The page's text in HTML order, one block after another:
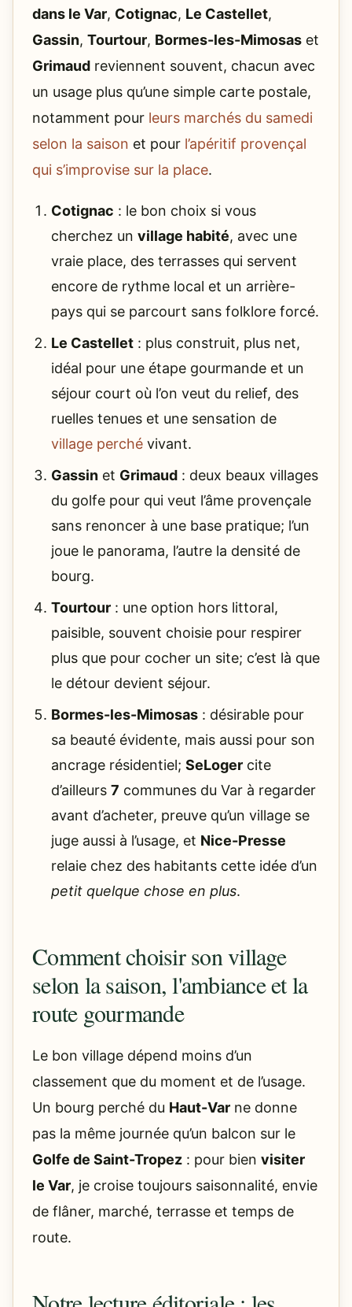
dans le Var, Cotignac, Le Castellet,
Gassin, Tourtour, Bormes-les-Mimosas et
Grimaud reviennent souvent, chacun avec
un usage plus qu’une simple carte postale,
notamment pour leurs marchés du samedi
selon la saison et pour l’apéritif provençal
qui s’improvise sur la place.
Cotignac : le bon choix si vous
cherchez un village habité, avec une
vraie place, des terrasses qui servent
encore de rythme local et un arrière-
pays qui se parcourt sans folklore forcé.
Le Castellet : plus construit, plus net,
idéal pour une étape gourmande et un
séjour court où l’on veut du relief, des
ruelles tenues et une sensation de
village perché vivant.
Gassin et Grimaud : deux beaux villages
du golfe pour qui veut l’âme provençale
sans renoncer à une base pratique; l’un
joue le panorama, l’autre la densité de
bourg.
Tourtour : une option hors littoral,
paisible, souvent choisie pour respirer
plus que pour cocher un site; c’est là que
le détour devient séjour.
Bormes-les-Mimosas : désirable pour
sa beauté évidente, mais aussi pour son
ancrage résidentiel; SeLoger cite
d’ailleurs 7 communes du Var à regarder
avant d’acheter, preuve qu’un village se
juge aussi à l’usage, et Nice-Presse
relaie chez des habitants cette idée d’un
petit quelque chose en plus.
Comment choisir son village
selon la saison, l'ambiance et la
route gourmande
Le bon village dépend moins d’un
classement que du moment et de l’usage.
Un bourg perché du Haut-Var ne donne
pas la même journée qu’un balcon sur le
Golfe de Saint-Tropez : pour bien visiter
le Var, je croise toujours saisonnalité, envie
de flâner, marché, terrasse et temps de
route.